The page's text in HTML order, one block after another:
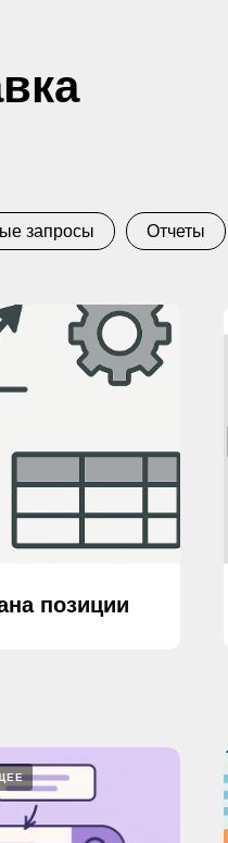
запросы Отчеты
позиции